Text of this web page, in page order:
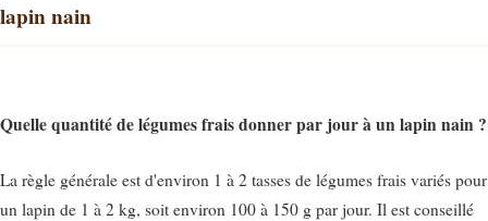
lapin nain
Quelle quantité de légumes frais donner par jour à un lapin nain ?
La règle générale est d'environ 1 à 2 tasses de légumes frais variés pour
un lapin de 1 à 2 kg, soit environ 100 à 150 g par jour. Il est conseillé